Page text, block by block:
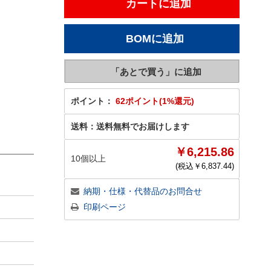
ポイント： 62ポイント(1%還元)
送料： 送料無料でお届けします
10個以上 ￥6,215.86
(税込￥ 6,837.44)
納期・仕様・代替品のお問合せ
印刷ページ